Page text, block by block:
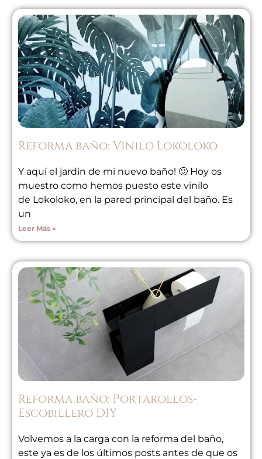
Reforma baño: Vinilo Lokoloko
Y aquí el jardin de mi nuevo baño! 🙂 Hoy os
muestro como hemos puesto este vinilo
de Lokoloko, en la pared principal del baño. Es
un
Leer Más »
Reforma baño: Portarollos-
Escobillero DIY
Volvemos a la carga con la reforma del baño,
este ya es de los últimos posts antes de que os